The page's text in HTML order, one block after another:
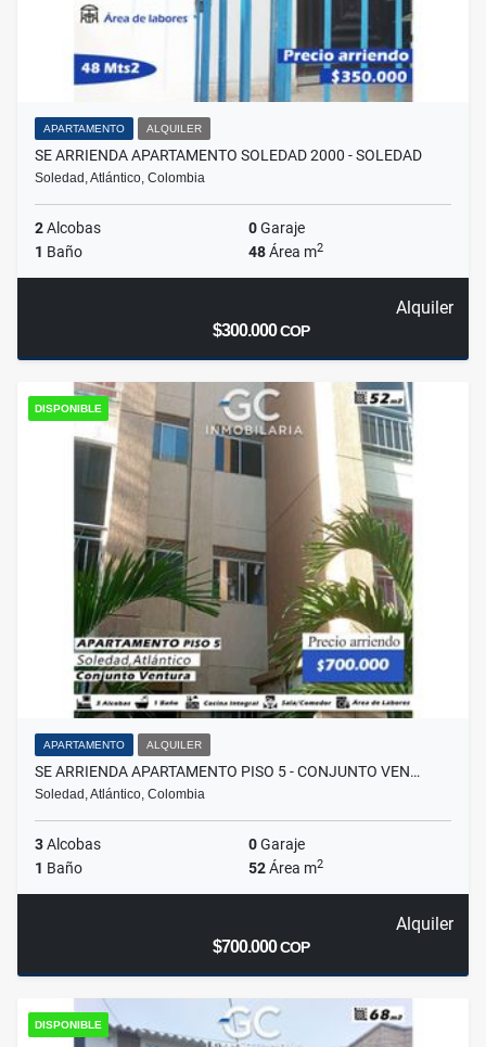
APARTAMENTO ALQUILER
SE ARRIENDA APARTAMENTO SOLEDAD 2000 - SOLEDAD
Soledad, Atlántico, Colombia
2Alcobas 0Garaje
1 Baño 48Área m2
Alquiler
$300.000COP
DISPONIBLE
APARTAMENTO ALQUILER
SE ARRIENDA APARTAMENTO PISO 5 - CONJUNTO VEN…
Soledad, Atlántico, Colombia
3Alcobas 0Garaje
1 Baño 52Área m2
Alquiler
$700.000COP
DISPONIBLE